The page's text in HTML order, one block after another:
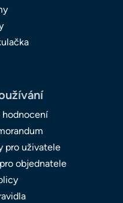
hodnocení
pro uživatele
objednatele